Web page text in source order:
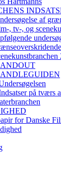
af
, tv-, og
på tværs
for Danske